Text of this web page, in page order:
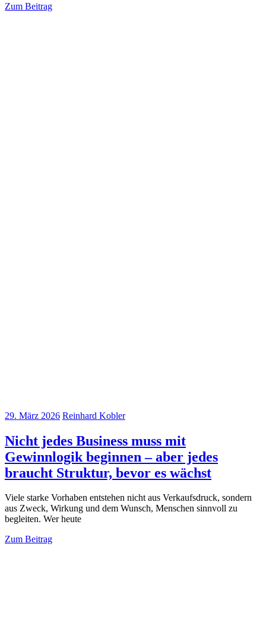
Zum Beitrag
29. März 2026 Reinhard Kobler
Nicht jedes Business muss mit
Gewinnlogik beginnen – aber jedes
braucht Struktur, bevor es wächst
Viele starke Vorhaben entstehen nicht aus Verkaufsdruck, sondern
aus Zweck, Wirkung und dem Wunsch, Menschen sinnvoll zu
begleiten. Wer heute
Zum Beitrag